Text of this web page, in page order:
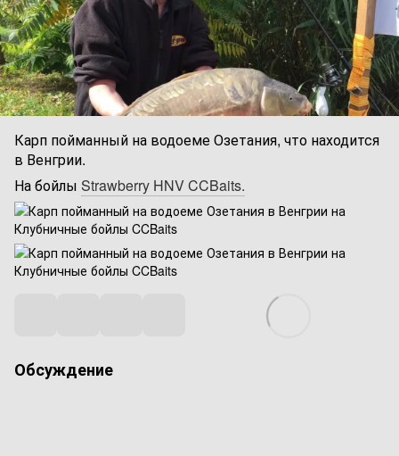
Карп пойманный на водоеме Озетания, что находится
в Венгрии.
На бойлы Strawberry HNV CCBaits.
Обсуждение